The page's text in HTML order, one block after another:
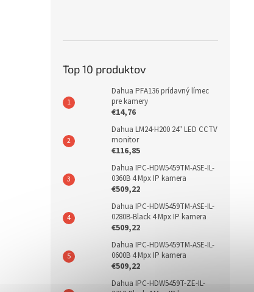
Top 10 produktov
Dahua PFA136 prídavný límec
pre kamery
€14,76
Dahua LM24-H200 24" LED CCTV
monitor
€116,85
Dahua IPC-HDW5459TM-ASE-IL-
0360B 4 Mpx IP kamera
€509,22
Dahua IPC-HDW5459TM-ASE-IL-
0280B-Black 4 Mpx IP kamera
€509,22
Dahua IPC-HDW5459TM-ASE-IL-
0600B 4 Mpx IP kamera
€509,22
Dahua IPC-HDW5459T-ZE-IL-